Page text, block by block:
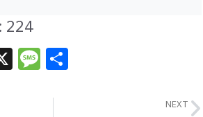
224
X Message
NEXT